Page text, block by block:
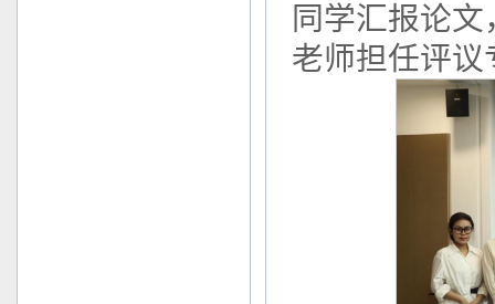
同学汇报论
老师担任评议